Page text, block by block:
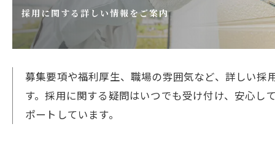
採用に関する詳しい情報をご案内
募集要項や福利厚生、職場の雰囲気など、詳しい採
す。採用に関する疑問はいつでも受け付け、安心し
ポートしています。